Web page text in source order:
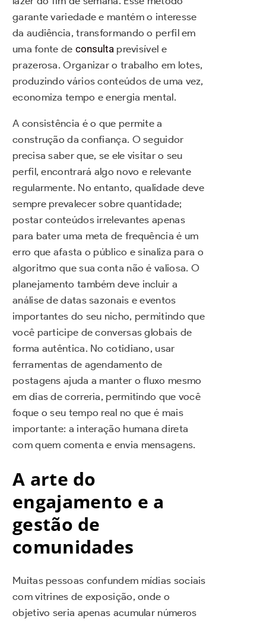
garante variedade e mantém o interesse
da audiência, transformando o perfil em
uma fonte de consulta previsível e
prazerosa. Organizar o trabalho em lotes,
produzindo vários conteúdos de uma vez,
economiza tempo e energia mental.
A consistência é o que permite a
construção da confiança. O seguidor
precisa saber que, se ele visitar o seu
perfil, encontrará algo novo e relevante
regularmente. No entanto, qualidade deve
sempre prevalecer sobre quantidade;
postar conteúdos irrelevantes apenas
para bater uma meta de frequência é um
erro que afasta o público e sinaliza para o
algoritmo que sua conta não é valiosa. O
planejamento também deve incluir a
análise de datas sazonais e eventos
importantes do seu nicho, permitindo que
você participe de conversas globais de
forma autêntica. No cotidiano, usar
ferramentas de agendamento de
postagens ajuda a manter o fluxo mesmo
em dias de correria, permitindo que você
foque o seu tempo real no que é mais
importante: a interação humana direta
com quem comenta e envia mensagens.
A arte do
engajamento e a
gestão de
comunidades
Muitas pessoas confundem mídias sociais
com vitrines de exposição, onde o
objetivo seria apenas acumular números